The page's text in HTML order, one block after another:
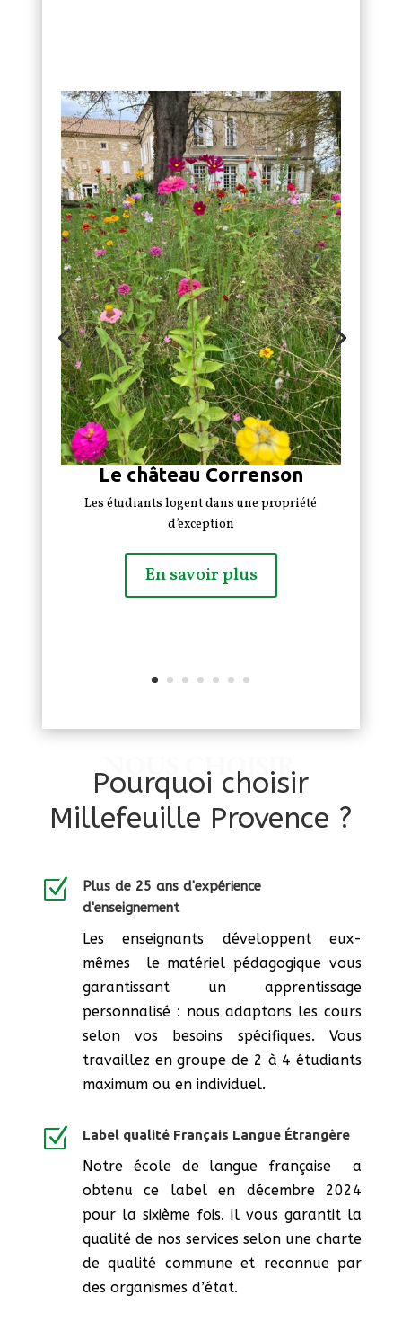
Le château Correnson
Les étudiants logent dans une propriété
d’exception
En savoir plus
NOUS CHOISIR
Pourquoi choisir
Millefeuille Provence ?
Z
Plus de 25 ans d'expérience
d'enseignement
Les enseignants développent eux-
mêmes le matériel pédagogique vous
garantissant un apprentissage
personnalisé : nous adaptons les cours
selon vos besoins spécifiques. Vous
travaillez en groupe de 2 à 4 étudiants
maximum ou en individuel.
Z Label qualité Français Langue Étrangère
Notre école de langue française a
obtenu ce label en décembre 2024
pour la sixième fois. Il vous garantit la
qualité de nos services selon une charte
de qualité commune et reconnue par
des organismes d’état.